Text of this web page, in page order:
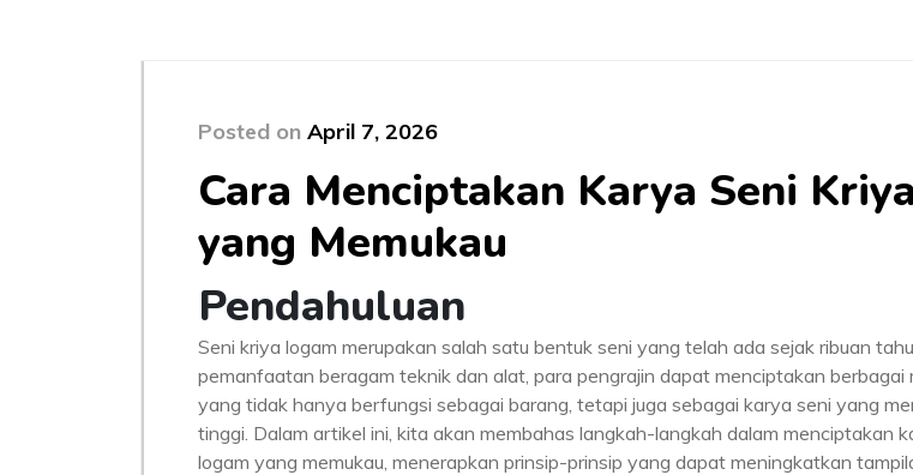
Posted on April 7, 2026
Cara Menciptakan Karya Seni
yang Memukau
Pendahuluan
Seni kriya logam merupakan salah satu bentuk seni yang telah ada sejak ribuan
pemanfaatan beragam teknik dan alat, para pengrajin dapat menciptakan berbagai
yang tidak hanya berfungsi sebagai barang, tetapi juga sebagai karya seni yang
tinggi. Dalam artikel ini, kita akan membahas langkah-langkah dalam menciptakan
logam yang memukau, menerapkan prinsip-prinsip yang dapat meningkatkan